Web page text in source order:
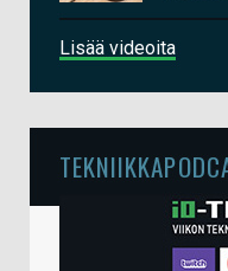
Lisää videoita